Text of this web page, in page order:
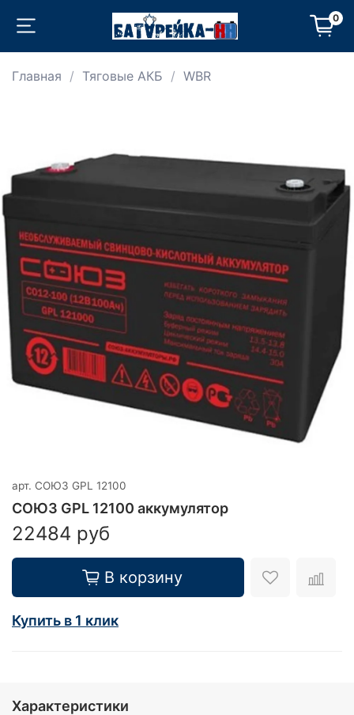
0
Главная Тяговые АКБ WBR
арт. СОЮЗ GPL 12100
СОЮЗ GPL 12100 аккумулятор
22484 руб
В корзину
Купить в 1 клик
Характеристики